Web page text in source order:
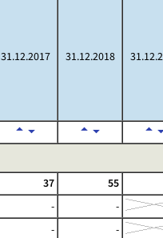
31.12.2017 31.12.2018
37 55
-
-
-
-